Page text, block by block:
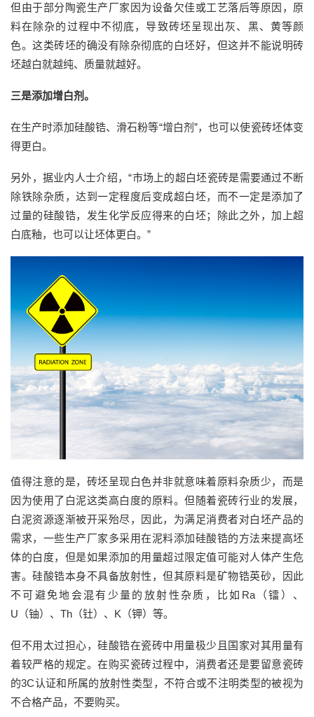
但由于部分陶瓷生产厂家因为设备欠佳或工艺落后等原因，原
料在除杂的过程中不彻底，导致砖坯呈现出灰、黑、黄等颜
色。这类砖坯的确没有除杂彻底的白坯好，但这并不能说明砖
坯越白就越纯、质量就越好。
三是添加增白剂。
在生产时添加硅酸锆、滑石粉等“增白剂”，也可以使瓷砖坯体变
得更白。
另外，据业内人士介绍，“市场上的超白坯瓷砖是需要通过不断
除铁除杂质，达到一定程度后变成超白坯，而不一定是添加了
过量的硅酸锆，发生化学反应得来的白坯；除此之外，加上超
白底釉，也可以让坯体更白。”
值得注意的是，砖坯呈现白色并非就意味着原料杂质少，而是
因为使用了白泥这类高白度的原料。但随着瓷砖行业的发展，
白泥资源逐渐被开采殆尽，因此，为满足消费者对白坯产品的
需求，一些生产厂家多采用在泥料添加硅酸锆的方法来提高坯
体的白度，但是如果添加的用量超过限定值可能对人体产生危
害。硅酸锆本身不具备放射性，但其原料是矿物锆英砂，因此
不可避免地会混有少量的放射性杂质，比如Ra（镭）、
U（铀）、Th（钍）、K（钾）等。
但不用太过担心，硅酸锆在瓷砖中用量极少且国家对其用量有
着较严格的规定。在购买瓷砖过程中，消费者还是要留意瓷砖
的3C认证和所属的放射性类型，不符合或不注明类型的被视为
不合格产品，不要购买。